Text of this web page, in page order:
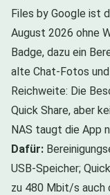
Files by Google ist
August 2026 ohne
Badge, dazu ein
alte Chat-Fotos
Reichweite: Die
Quick Share, aber
NAS taugt die App
Dafür:
USB-Speicher;
zu 480 Mbit/s auch